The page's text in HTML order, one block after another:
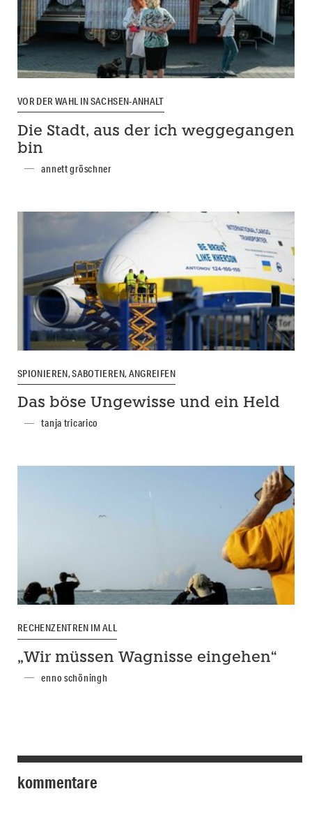
VOR DER WAHL IN SACHSEN-ANHALT
Die Stadt, aus der ich weggegangen
bin
annett gröschner
SPIONIEREN, SABOTIEREN, ANGREIFEN
Das böse Ungewisse und ein Held
tanja tricarico
RECHENZENTREN IM ALL
„Wir müssen Wagnisse eingehen“
enno schöningh
kommentare